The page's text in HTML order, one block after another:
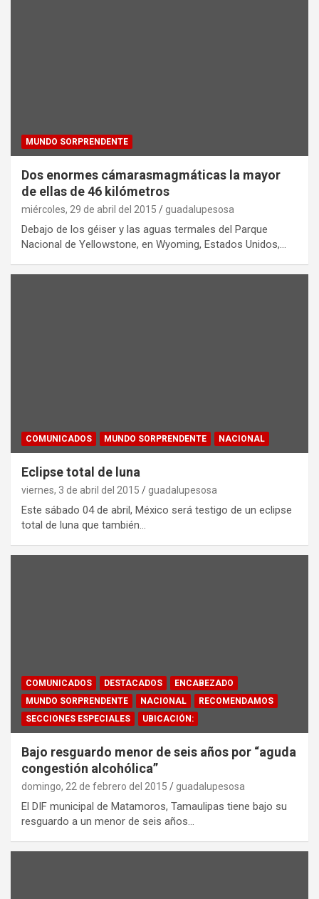
MUNDO SORPRENDENTE
Dos enormes cámarasmagmáticas la mayor
de ellas de 46 kilómetros
miércoles, 29 de abril del 2015 guadalupesosa
Debajo de los géiser y las aguas termales del Parque
Nacional de Yellowstone, en Wyoming, Estados Unidos,…
COMUNICADOS MUNDO SORPRENDENTE NACIONAL
Eclipse total de luna
viernes, 3 de abril del 2015 guadalupesosa
Este sábado 04 de abril, México será testigo de un eclipse
total de luna que también…
COMUNICADOS DESTACADOS
ENCABEZADO
MUNDO SORPRENDENTE
NACIONAL
RECOMENDAMOS
SECCIONES ESPECIALES
UBICACIÓN:
Bajo resguardo menor de seis años por “aguda
congestión alcohólica”
domingo, 22 de febrero del 2015 guadalupesosa
El DIF municipal de Matamoros, Tamaulipas tiene bajo su
resguardo a un menor de seis años…